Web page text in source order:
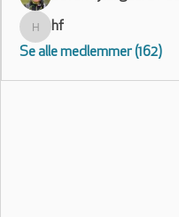
hf
Se alle medlemmer (162)